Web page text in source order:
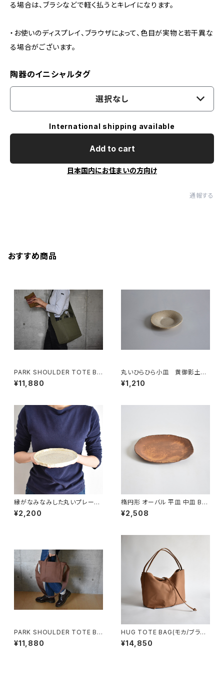
る場合は、ブラシなどで軽く払うとキレイになります。
・お使いのディスプレイ、ブラウザによって、色目が実物と若干異な
る場合がございます。
陶器のイニシャルタグ
選択なし
International shipping available
Add to cart
日本国内にお住まいの方向け
通報する
おすすめ商品
PARK SHOULDER TOTE BA
G (オリーブ/カーキ)
¥11,880
丸いひらひら小皿 黄御影土×
白失透釉
¥1,210
縁がなみなみした丸いプレート
中皿(白/光沢/点模様/白御影土)
¥2,200
楕円形 オーバル 平皿 中皿 BS
P090
¥2,508
PARK SHOULDER TOTE BA
G (コーヒー/ブラウン)
¥11,880
HUG TOTE BAG(モカ/ブラウ
ン)
¥14,850